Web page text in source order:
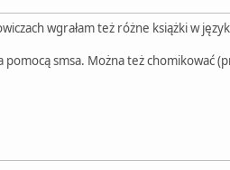
wgrałam też różne książki w
smsa. Można też chomikować